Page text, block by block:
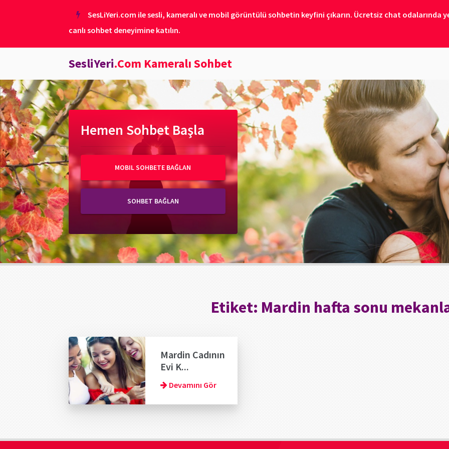
SesLiYeri.com ile sesli, kameralı ve mobil görüntülü sohbetin keyfini çıkarın. Ücretsiz chat odalarında
canlı sohbet deneyimine katılın.
SesliYeri.Com Kameralı Sohbet
Hemen Sohbet Başla
MOBIL SOHBETE BAĞLAN
SOHBET BAĞLAN
Etiket: Mardin hafta sonu
Mardin Cadının
Evi K...
Devamını Gör